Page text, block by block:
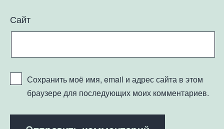
Сайт
Сохранить моё имя, email и адрес сайта в этом
браузере для последующих моих комментариев.